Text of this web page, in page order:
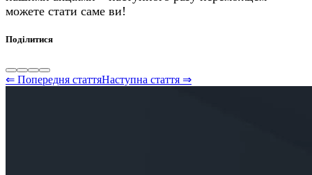
можете стати саме ви!
Поділитися
⇐ Попередня статтяНаступна стаття ⇒